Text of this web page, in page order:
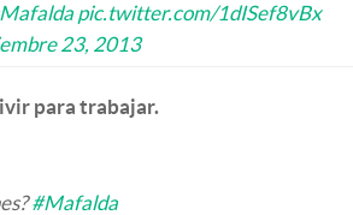
pic.twitter.com/1dISef8vBx
23, 2013
para trabajar.
#Mafalda